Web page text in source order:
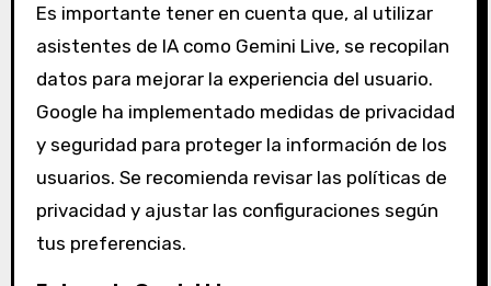
Es importante tener en cuenta que, al utilizar
asistentes de IA como Gemini Live, se recopilan
datos para mejorar la experiencia del usuario.
Google ha implementado medidas de privacidad
y seguridad para proteger la información de los
usuarios. Se recomienda revisar las políticas de
privacidad y ajustar las configuraciones según
tus preferencias.